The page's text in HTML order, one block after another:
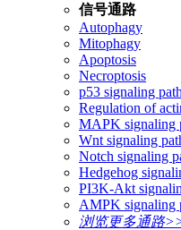
信号通路
Autophagy
Mitophagy
Apoptosis
Necroptosis
p53 signaling
Regulation of
MAPK signaling
Wnt signaling
Notch signaling
Hedgehog
PI3K-Akt
AMPK signaling
浏览更多通路